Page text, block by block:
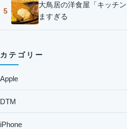
5
大鳥居の洋食屋「キッチ
ますぎる
カテゴリー
Apple
DTM
iPhone